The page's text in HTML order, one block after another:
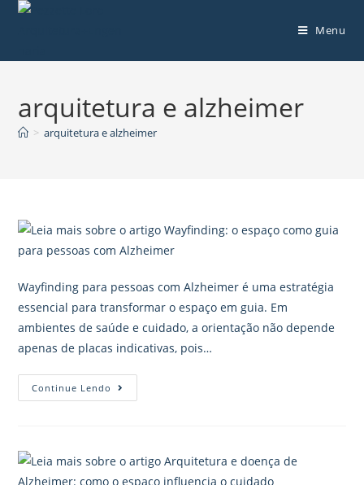
Menu
arquitetura e alzheimer
> arquitetura e alzheimer
Wayfinding para pessoas com Alzheimer é uma estratégia
essencial para transformar o espaço em guia. Em
ambientes de saúde e cuidado, a orientação não depende
apenas de placas indicativas, pois…
Continue Lendo